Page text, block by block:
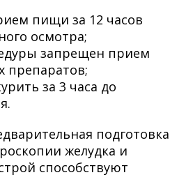
пищи за 12 часов
осмотра;
запрещен прием
препаратов;
за 3 часа до
подготовка
желудка и
способствуют